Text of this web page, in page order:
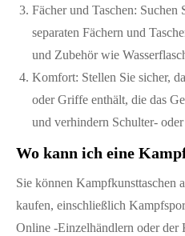
Fächer und Taschen: Suchen
separaten Fächern und
und Zubehör wie
Komfort: Stellen Sie sicher,
oder Griffe enthält, die das
und verhindern Schulter-
Wo kann ich eine
Sie können Kampfkunsttaschen
kaufen, einschließlich
Online -Einzelhändlern oder der